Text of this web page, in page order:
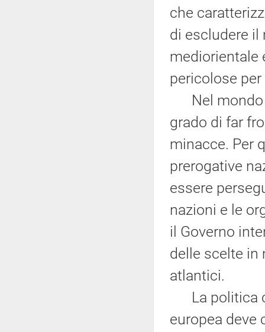
che
di escludere il
mediorientale
pericolose
Nel mondo
grado di far
minacce. Per
prerogative
essere
nazioni e le
il Governo
delle scelte
atlantici.
La politica
europea deve